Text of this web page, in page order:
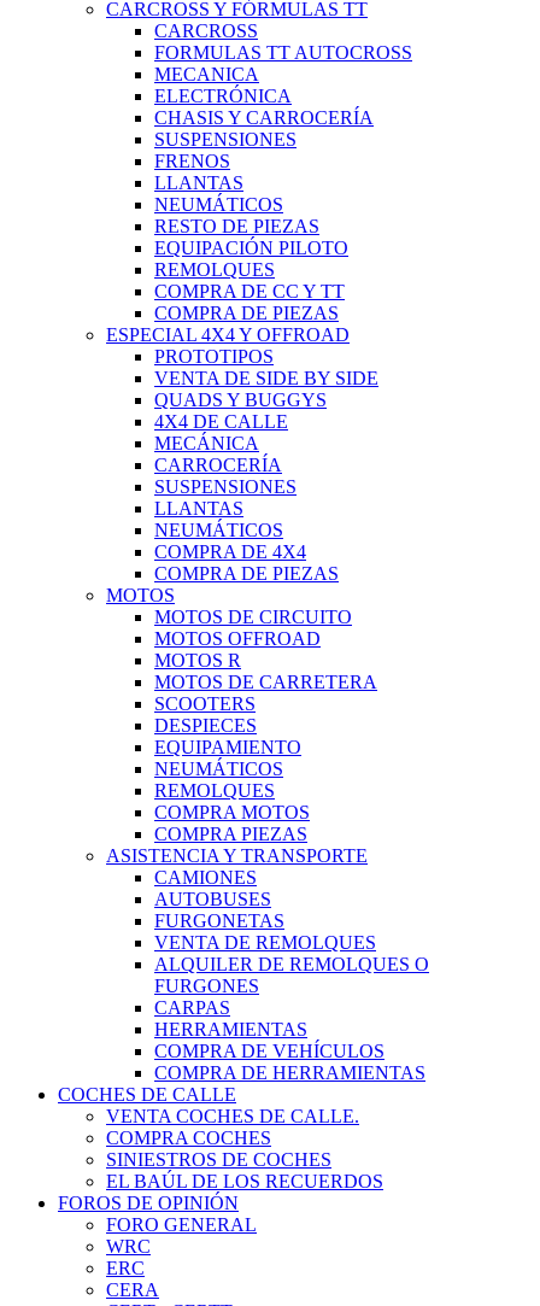
CARCROSS Y FÓRMULAS TT
CARCROSS
FORMULAS TT AUTOCROSS
MECANICA
ELECTRÓNICA
CHASIS Y CARROCERÍA
SUSPENSIONES
FRENOS
LLANTAS
NEUMÁTICOS
RESTO DE PIEZAS
EQUIPACIÓN PILOTO
REMOLQUES
COMPRA DE CC Y TT
COMPRA DE PIEZAS
ESPECIAL 4X4 Y OFFROAD
PROTOTIPOS
VENTA DE SIDE BY SIDE
QUADS Y BUGGYS
4X4 DE CALLE
MECÁNICA
CARROCERÍA
SUSPENSIONES
LLANTAS
NEUMÁTICOS
COMPRA DE 4X4
COMPRA DE PIEZAS
MOTOS
MOTOS DE CIRCUITO
MOTOS OFFROAD
MOTOS R
MOTOS DE CARRETERA
SCOOTERS
DESPIECES
EQUIPAMIENTO
NEUMÁTICOS
REMOLQUES
COMPRA MOTOS
COMPRA PIEZAS
ASISTENCIA Y TRANSPORTE
CAMIONES
AUTOBUSES
FURGONETAS
VENTA DE REMOLQUES
ALQUILER DE REMOLQUES O
FURGONES
CARPAS
HERRAMIENTAS
COMPRA DE VEHÍCULOS
COMPRA DE HERRAMIENTAS
COCHES DE CALLE
VENTA COCHES DE CALLE.
COMPRA COCHES
SINIESTROS DE COCHES
EL BAÚL DE LOS RECUERDOS
FOROS DE OPINIÓN
FORO GENERAL
WRC
ERC
CERA